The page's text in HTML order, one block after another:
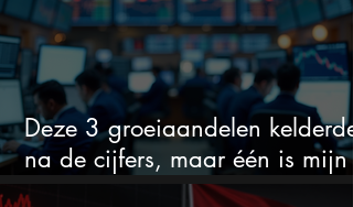
Deze 3 groeiaandelen
na de cijfers, maar één is mijn
duidelijke favoriet